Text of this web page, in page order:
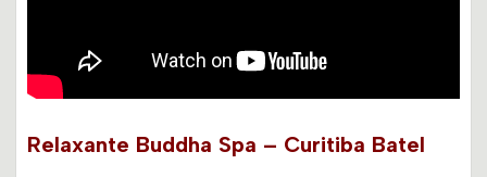
Relaxante Buddha Spa – Curitiba Batel